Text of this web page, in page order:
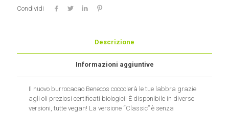
Condividi
Descrizione
Informazioni aggiuntive
Il nuovo burrocacao Benecos coccolerà le tue labbra grazie
agli oli preziosi certificati biologici! È disponibile in diverse
versioni, tutte vegan! La versione “Classic” è senza